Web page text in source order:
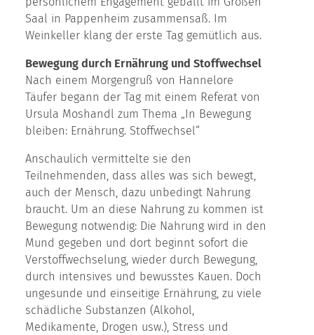
Saal in Pappenheim zusammensaß. Im
Weinkeller klang der erste Tag gemütlich aus.
Bewegung durch Ernährung und Stoffwechsel
Nach einem Morgengruß von Hannelore
Täufer begann der Tag mit einem Referat von
Ursula Moshandl zum Thema „In Bewegung
bleiben: Ernährung. Stoffwechsel“
Anschaulich vermittelte sie den
Teilnehmenden, dass alles was sich bewegt,
auch der Mensch, dazu unbedingt Nahrung
braucht. Um an diese Nahrung zu kommen ist
Bewegung notwendig: Die Nahrung wird in den
Mund gegeben und dort beginnt sofort die
Verstoffwechselung, wieder durch Bewegung,
durch intensives und bewusstes Kauen. Doch
ungesunde und einseitige Ernährung, zu viele
schädliche Substanzen (Alkohol,
Medikamente, Drogen usw.), Stress und